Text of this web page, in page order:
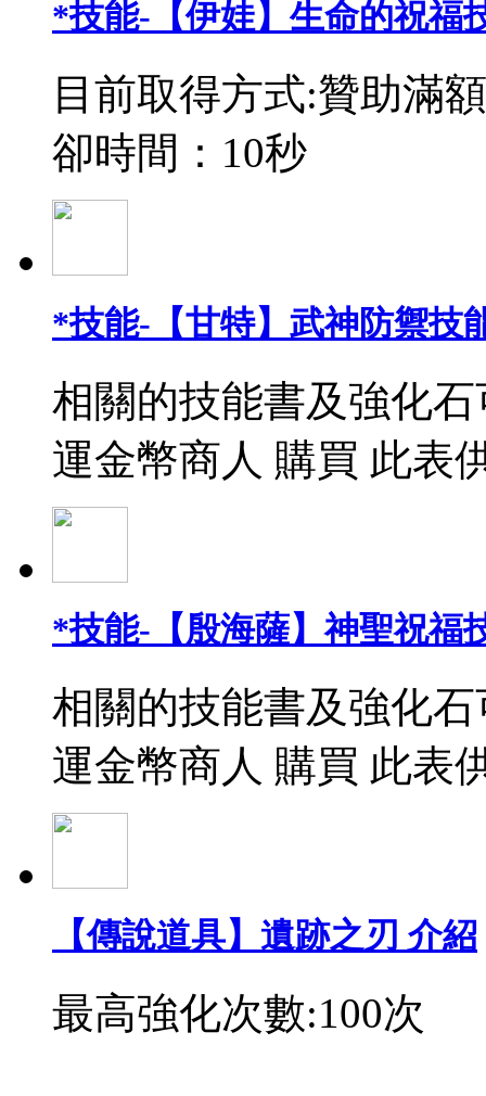
*技能-【伊娃】生命的祝福
目前取得方式:贊助滿
卻時間：10秒
*技能-【甘特】武神防禦技
相關的技能書及強化
運金幣商人 購買 此表
*技能-【殷海薩】神聖祝福
相關的技能書及強化
運金幣商人 購買 此表
【傳說道具】遺跡之刃 介紹
最高強化次數:100次